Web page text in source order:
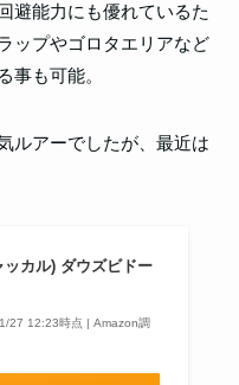
避能力にも優れているた
ップやゴロタエリアなど
事も可能。
ルアーでしたが、最近は
カル) ダウズビドー
27 12:23時点 | Amazon調